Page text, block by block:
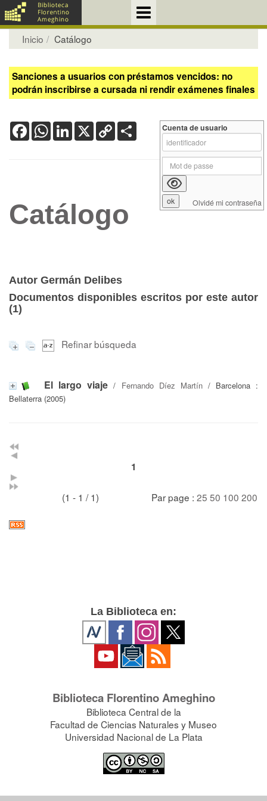
Inicio Catálogo
Sanciones a usuarios con préstamos vencidos: no
podrán inscribirse a cursada ni rendir exámenes finales
FacebookWhatsApp
LinkedIn
X Copy
Link
Catálogo
Autor Germán Delibes
Documentos disponibles escritos por este autor
(1)
Refinar búsqueda
El largo viaje / Fernando Díez Martín/ Barcelona :
Bellaterra (2005)
1
(1 - 1 / 1) Par page : 25 50 100 200
Cuenta de usuario
Olvidé mi contraseña
La Biblioteca en:
Biblioteca Florentino Ameghino
Biblioteca Central de la
Facultad de Ciencias Naturales y Museo
Universidad Nacional de La Plata